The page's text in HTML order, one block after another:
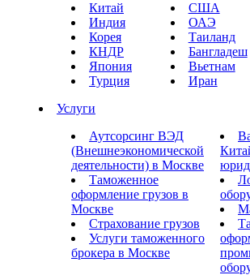
Китай
Индия
Корея
КНДР
Япония
Турция
США
ОАЭ
Таиланд
Бангладеш
Вьетнам
Иран
Услуги
Аутсорсинг ВЭД
(Внешнеэкономической
деятельности) в Москве
Таможенное
оформление грузов в
Москве
Страхование грузов
Услуги таможенного
брокера в Москве